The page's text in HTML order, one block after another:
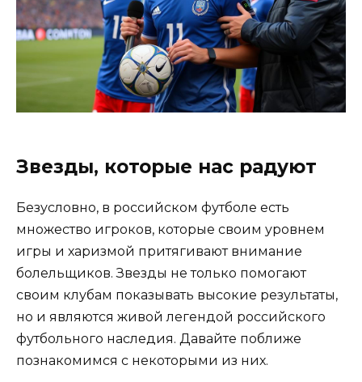
Звезды, которые нас радуют
Безусловно, в российском футболе есть
множество игроков, которые своим уровнем
игры и харизмой притягивают внимание
болельщиков. Звезды не только помогают
своим клубам показывать высокие результаты,
но и являются живой легендой российского
футбольного наследия. Давайте поближе
познакомимся с некоторыми из них.